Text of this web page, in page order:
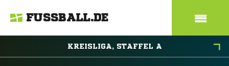
FUSSBALL.DE
KREISLIGA, STAFFEL A